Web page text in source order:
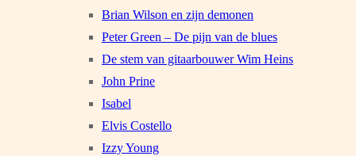
Brian Wilson en zijn demonen
Peter Green – De pijn van de blues
De stem van gitaarbouwer Wim Heins
John Prine
Isabel
Elvis Costello
Izzy Young